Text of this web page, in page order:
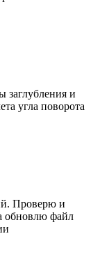
заглубления и
угла поворота
Проверю и
обновлю файл